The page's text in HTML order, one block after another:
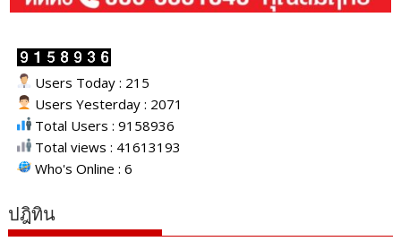
Users Today : 215
Users Yesterday : 2071
Total Users : 9158936
Total views : 41613193
Who's Online : 6
ปฎิทิน